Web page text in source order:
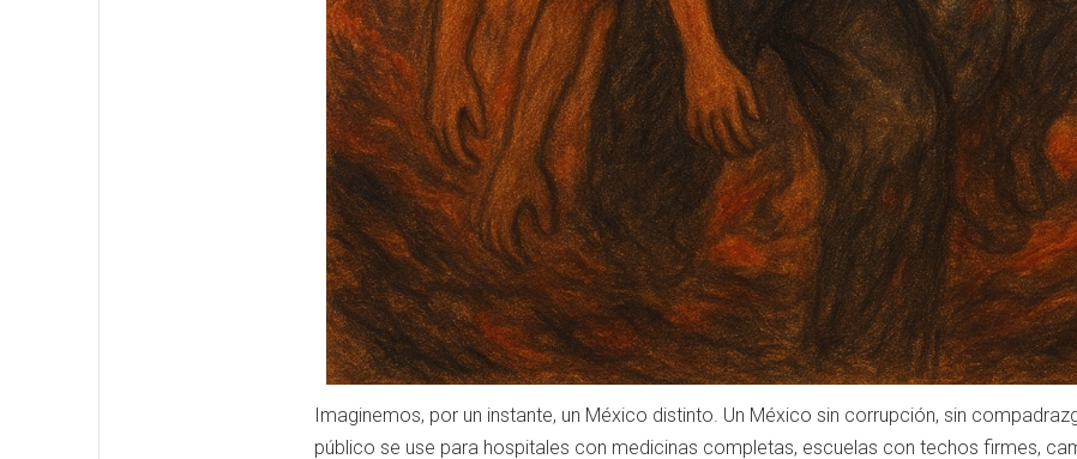
Imaginemos, por un instante, un México distinto. Un México sin corrupción, sin
público se use para hospitales con medicinas completas, escuelas con techos firmes,